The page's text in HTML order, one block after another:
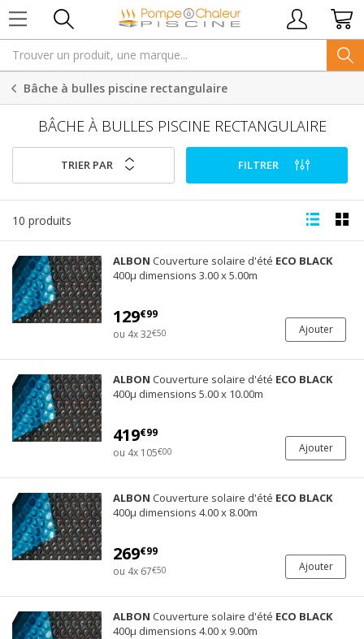
Bâche à bulles piscine rectangulaire
BÂCHE À BULLES PISCINE RECTANGULAIRE
TRIER PAR FILTRER
10 produits
ALBON Couverture solaire d'été ECO BLACK
400µ dimensions 3.00 x 5.00m
129€99
ou 4x 32€50 Ajouter
ALBON Couverture solaire d'été ECO BLACK
400µ dimensions 5.00 x 10.00m
419€99
ou 4x 105€00 Ajouter
ALBON Couverture solaire d'été ECO BLACK
400µ dimensions 4.00 x 8.00m
269€99
ou 4x 67€50 Ajouter
ALBON Couverture solaire d'été ECO BLACK
400µ dimensions 4.00 x 9.00m